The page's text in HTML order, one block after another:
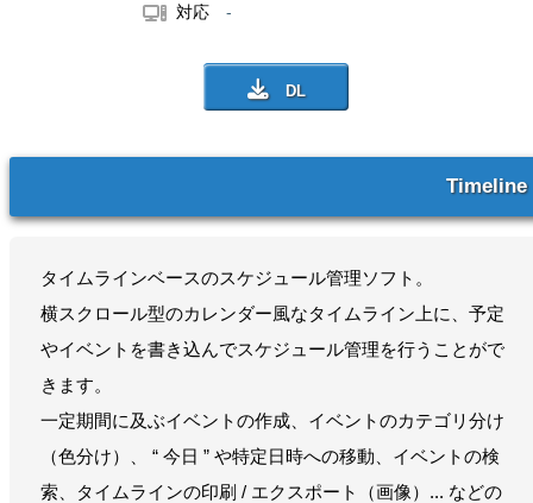
対応 -
Timeline
タイムラインベースのスケジュール管理ソフト。
横スクロール型のカレンダー風なタイムライン上に、予定
やイベントを書き込んでスケジュール管理を行うことがで
きます。
一定期間に及ぶイベントの作成、イベントのカテゴリ分け
（色分け）、 “ 今日 ” や特定日時への移動、イベントの検
索、タイムラインの印刷 / エクスポート（画像）... などの